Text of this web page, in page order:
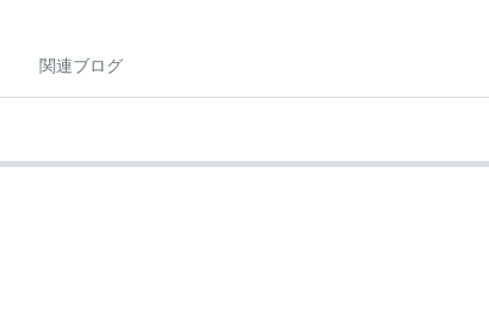
関連ブログ